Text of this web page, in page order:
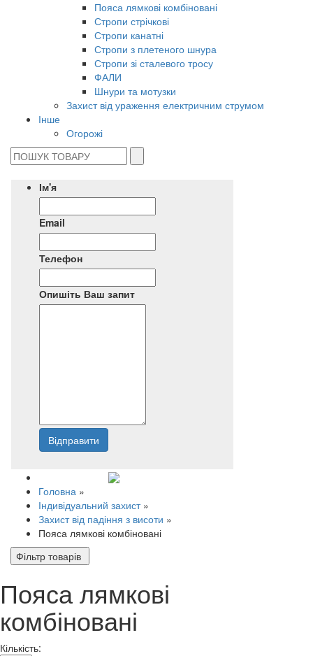
Пояса лямкові комбіновані
Стропи стрічкові
Стропи канатні
Стропи з плетеного шнура
Стропи зі сталевого тросу
ФАЛИ
Шнури та мотузки
Захист від ураження електричним струмом
Інше
Огорожі
Ім'я
Email
Телефон
Опишіть Ваш запит
Відправити
Головна »
Індивідуальний захист »
Захист від падіння з висоти »
Пояса лямкові комбіновані
Фільтр товарів
Пояса лямкові
комбіновані
Кількість: